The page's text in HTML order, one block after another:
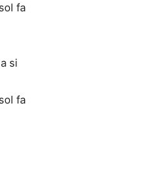
fa
si
fa